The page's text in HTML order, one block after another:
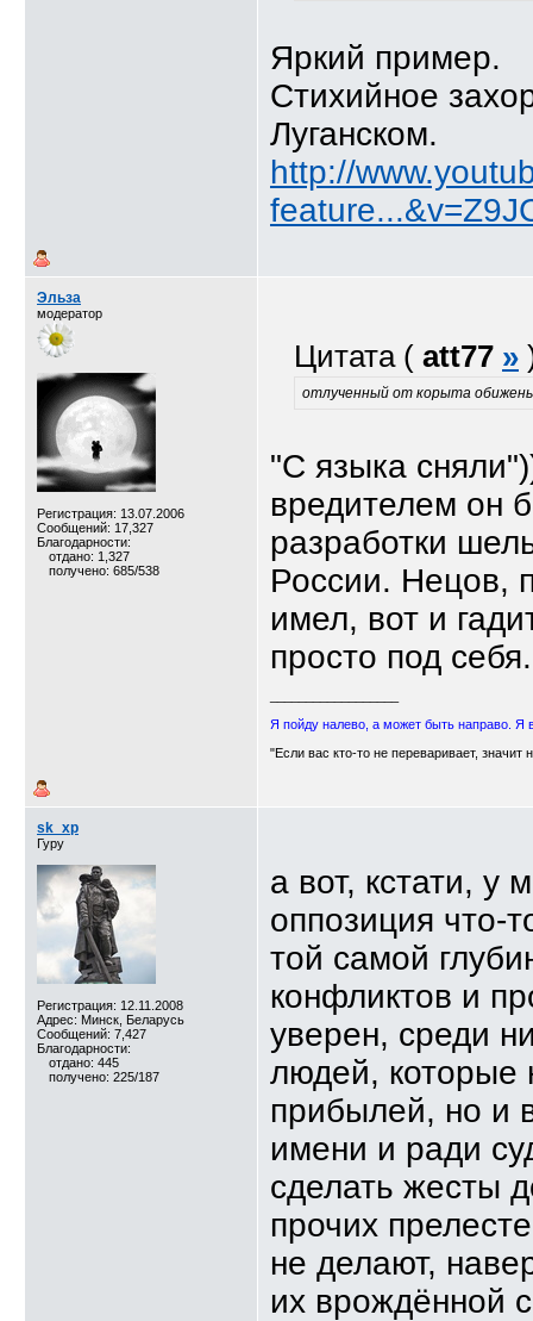
Яркий пример.
Стихийное
Луганском.
http://
Эльза
модератор
Регистрация: 13.07.2006
Сообщений: 17,327
Благодарности:
отдано: 1,327
получено: 685/538
Цитата ( att77 »
отлученный от корыта
"С языка
вредителем он
разработки
России. Нецов,
имел, вот и
просто под себя.
Я пойду налево, а может быть направо. Я
"Если вас кто-то не переваривает, значит
sk_xp
Гуру
Регистрация: 12.11.2008
Адрес: Минск, Беларусь
Сообщений: 7,427
Благодарности:
отдано: 445
получено: 225/187
а вот, кстати, у
оппозиция что-
той самой
конфликтов и
уверен, среди
людей, которые
прибылей, но и
имени и ради
сделать жесты
прочих
не делают,
их врождённой